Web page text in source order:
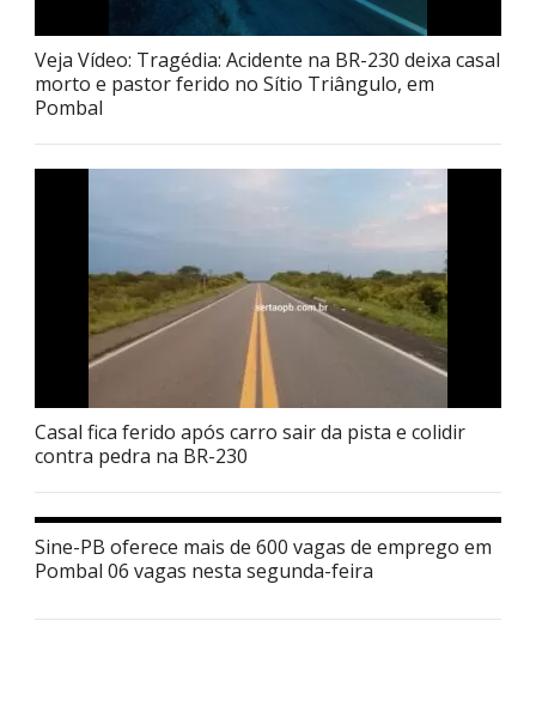
Veja Vídeo: Tragédia: Acidente na BR-230 deixa casal
morto e pastor ferido no Sítio Triângulo, em
Pombal
Casal fica ferido após carro sair da pista e colidir
contra pedra na BR-230
Sine-PB oferece mais de 600 vagas de emprego em
Pombal 06 vagas nesta segunda-feira